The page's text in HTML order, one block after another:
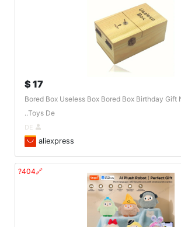
17 $
Bored Box Useless Box Bored Box Birthday Gift
Toys De..
aliexpress
🔗404?